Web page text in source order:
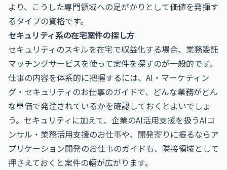
より、こうした専門領域への足がかりとして価値を発揮す
るタイプの資格です。
セキュリティ系の在宅案件の探し方
セキュリティのスキルを在宅で収益化する場合、業務委託
マッチングサービスを使って案件を探すのが一般的です。
仕事の内容を体系的に把握するには、 AI・マーケティン
グ・セキュリティのお仕事のガイドで、どんな業務がどん
な単価で発注されているかを確認しておくとよいでしょ
う。セキュリティに加えて、企業のAI活用支援を扱うAIコ
ンサル・業務活用支援のお仕事や、開発寄りに振るならア
プリケーション開発のお仕事のガイドも、隣接領域として
押さえておくと案件の幅が広がります。